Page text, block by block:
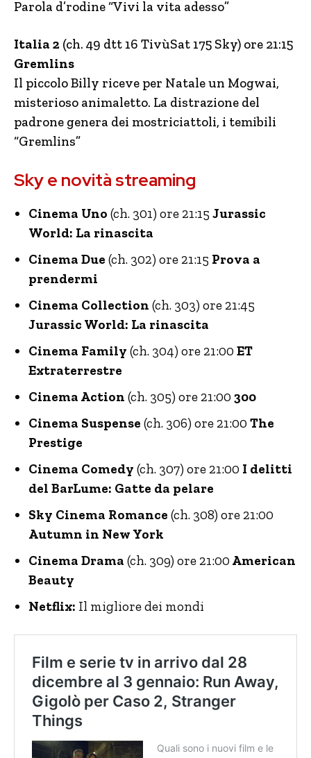
Parola d’rodine “Vivi la vita adesso”
Italia 2 (ch. 49 dtt 16 TivùSat 175 Sky) ore 21:15
Gremlins
Il piccolo Billy riceve per Natale un Mogwai,
misterioso animaletto. La distrazione del
padrone genera dei mostriciattoli, i temibili
“Gremlins”
Sky e novità streaming
Cinema Uno (ch. 301) ore 21:15 Jurassic
World: La rinascita
Cinema Due (ch. 302) ore 21:15 Prova a
prendermi
Cinema Collection (ch. 303) ore 21:45
Jurassic World: La rinascita
Cinema Family (ch. 304) ore 21:00 ET
Extraterrestre
Cinema Action (ch. 305) ore 21:00 300
Cinema Suspense (ch. 306) ore 21:00 The
Prestige
Cinema Comedy (ch. 307) ore 21:00 I delitti
del BarLume: Gatte da pelare
Sky Cinema Romance (ch. 308) ore 21:00
Autumn in New York
Cinema Drama (ch. 309) ore 21:00 American
Beauty
Netflix: Il migliore dei mondi